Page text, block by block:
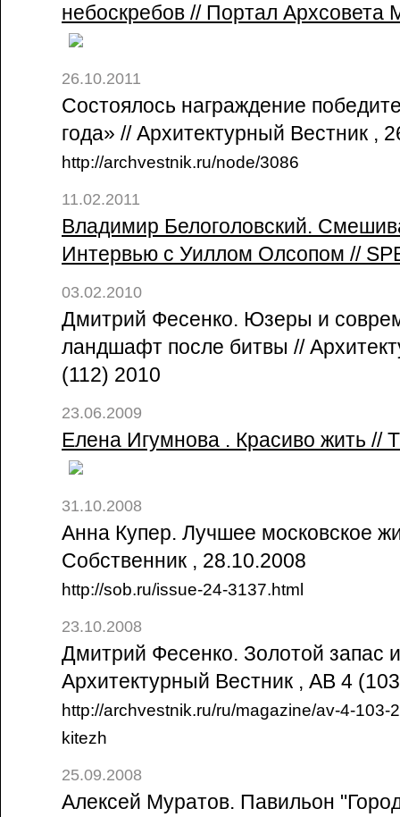
небоскребов // Портал Архсовета
26.10.2011
Состоялось награждение
года» // Архитектурный Вестник ,
http://archvestnik.ru/node/3086
11.02.2011
Владимир Белоголовский.
Интервью с Уиллом Олсопом //
03.02.2010
Дмитрий Фесенко. Юзеры и
ландшафт после битвы //
(112) 2010
23.06.2009
Елена Игумнова . Красиво жить //
31.10.2008
Анна Купер. Лучшее московское
Собственник , 28.10.2008
http://sob.ru/issue-24-3137.html
23.10.2008
Дмитрий Фесенко. Золотой запас
Архитектурный Вестник , АВ 4
http://archvestnik.ru/ru/magazine/av-4-103-
kitezh
25.09.2008
Алексей Муратов. Павильон